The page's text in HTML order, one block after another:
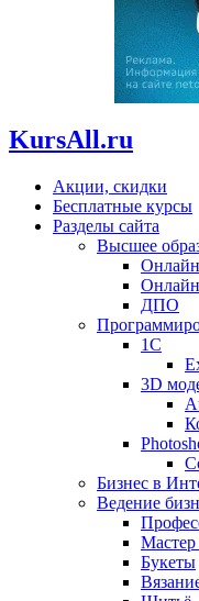
KursAll.ru
Акции, скидки
Бесплатные курсы
Разделы сайта
Высшее
ДПО
1С
3D
Бизнес в
Ведение
Мастер
Букеты